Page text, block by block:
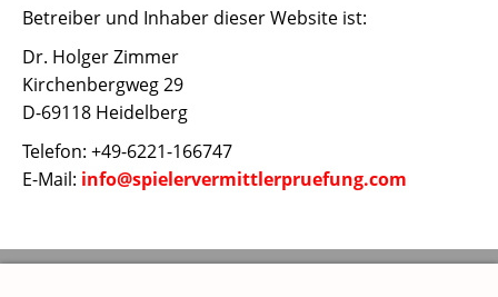
Betreiber und Inhaber dieser Website ist:
Dr. Holger Zimmer
Kirchenbergweg 29
D-69118 Heidelberg
Telefon: +49-6221-166747
E-Mail: info@spielervermittlerpruefung.com